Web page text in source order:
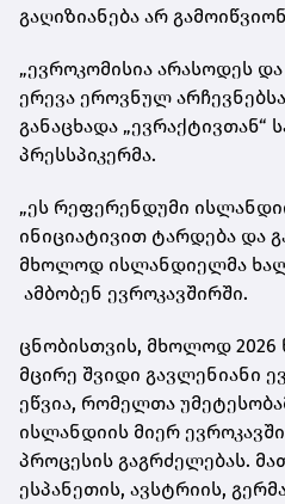
გაღიზიანება არ
„ევროკომისია არასოდეს
ერევა ეროვნულ
განაცხადა „ევრაქტივთან“
პრესსპიკერმა.
„ეს რეფერენდუმი
ინიციატივით ტარდება და
მხოლოდ ისლანდიელმა
ამბობენ ევროკავშირში.
ცნობისთვის, მხოლოდ
მცირე შვიდი გავლენიანი
ეწვია, რომელთა
ისლანდიის მიერ
პროცესის გაგრძელებას.
ესპანეთის, ავსტრიის,